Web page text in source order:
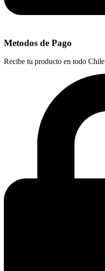
Metodos de Pago
Recibe tu producto en todo Chile